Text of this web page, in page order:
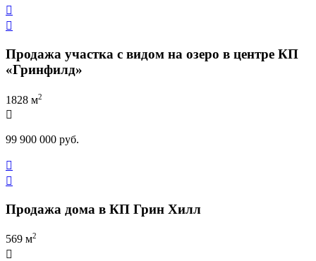


Продажа участка с видом на озеро в центре КП
«Гринфилд»
1828 м2

99 900 000 руб.


Продажа дома в КП Грин Хилл
569 м2
